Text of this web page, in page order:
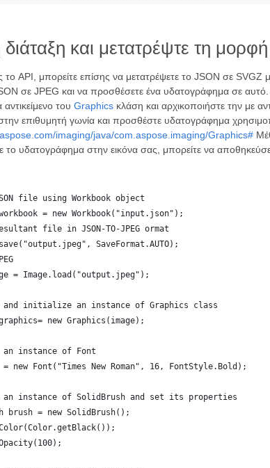
διάταξη και μετατρέψτε τη
το API, μπορείτε επίσης να μετατρέψετε το JSON σε
σε JPEG και να προσθέσετε ένα υδατογράφημα σε
του Graphics κλάση και αρχικοποιήστε την με
επιθυμητή γωνία και προσθέστε υδατογράφημα
imaging/java/com.aspose.imaging/Graphics#
υδατογράφημα στην εικόνα σας, μπορείτε να
file using Workbook object
workbook = new Workbook("input.json");
file in JSON-TO-JPEG ormat
SaveFormat.AUTO);
= Image.load("output.jpeg");
initialize an instance of Graphics class
new Graphics(image);
instance of Font
new Font("Times New Roman", 16, FontStyle.Bold);
instance of SolidBrush and set its properties
brush = new SolidBrush();